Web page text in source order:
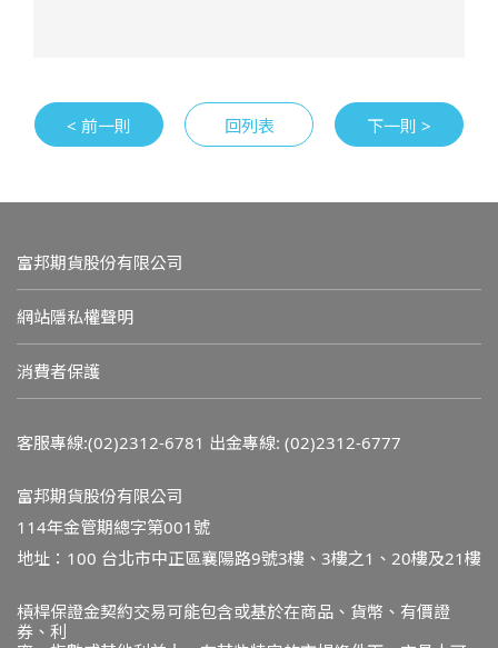
< 前一則 回列表 下一則 >
富邦期貨股份有限公司
網站隱私權聲明
消費者保護
客服專線:(02)2312-6781 出金專線: (02)2312-6777
富邦期貨股份有限公司
114年金管期總字第001號
地址：100 台北市中正區襄陽路9號3樓、3樓之1、20樓及21樓
槓桿保證金契約交易可能包含或基於在商品、貨幣、有價證
券、利